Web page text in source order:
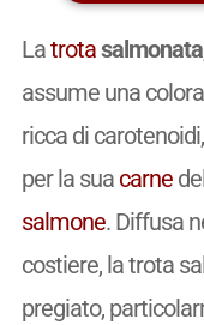
Latrotasalmonata
assume una
ricca di
per la sua carne
salmone. Diffusa
costiere, la trota
pregiato,